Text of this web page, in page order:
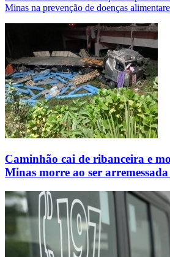
Minas na prevenção de doenças
Caminhão cai de ribanceira e
Minas morre ao ser